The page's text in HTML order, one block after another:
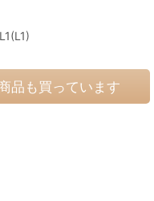
品も買っています